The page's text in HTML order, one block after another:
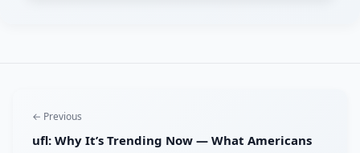
← Previous
ufl: Why It’s Trending Now — What Americans